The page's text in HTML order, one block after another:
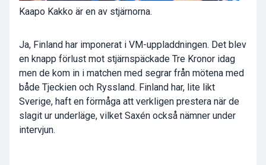
Kaapo Kakko är en av stjärnorna.
Ja, Finland har imponerat i VM-uppladdningen. Det blev
en knapp förlust mot stjärnspäckade Tre Kronor idag
men de kom in i matchen med segrar från mötena med
både Tjeckien och Ryssland. Finland har, lite likt
Sverige, haft en förmåga att verkligen prestera när de
slagit ur underläge, vilket Saxén också nämner under
intervjun.